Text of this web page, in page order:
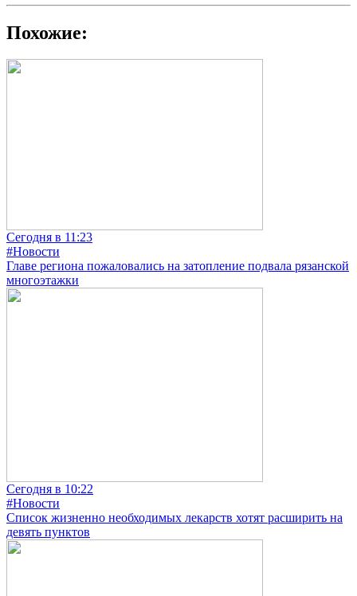
Похожие:
Сегодня в 11:23
#Новости
Главе региона пожаловались на затопление подвала рязанской
многоэтажки
Сегодня в 10:22
#Новости
Список жизненно необходимых лекарств хотят расширить на
девять пунктов